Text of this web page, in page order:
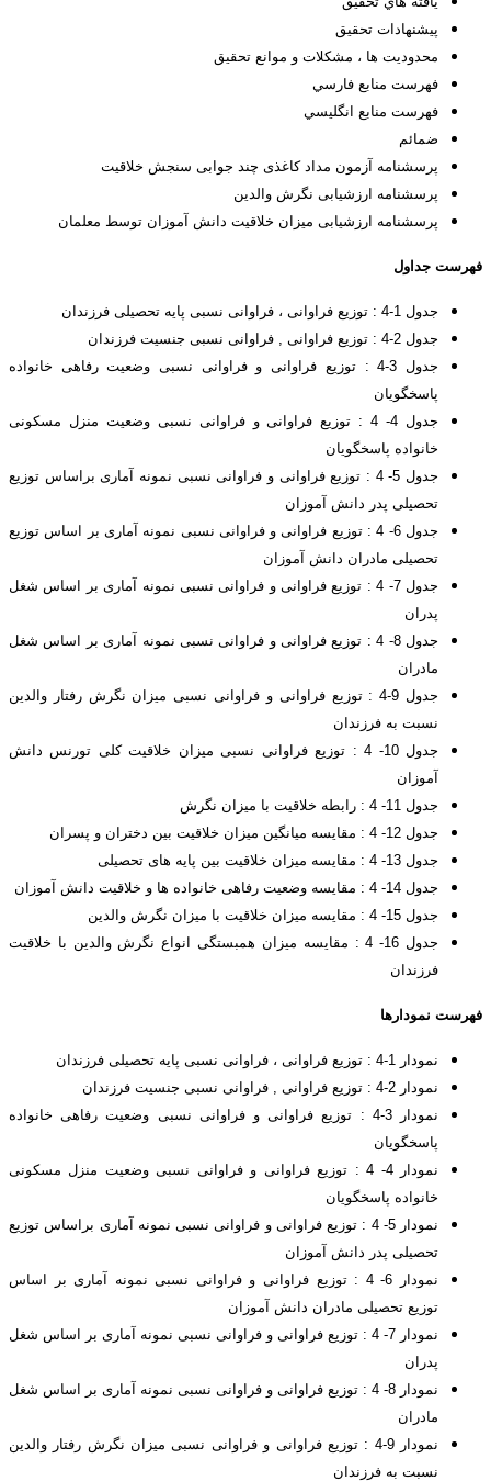
پيشنهادات تحقيق
محدوديت ها ، مشكلات و موانع تحقيق
فهرست منابع فارسي
فهرست منابع انگليسي
ضمائم
پرسشنامه آزمون مداد کاغذی چند جوابی سنجش خلاقیت
پرسشنامه ارزشیابی نگرش والدین
پرسشنامه ارزشیابی میزان خلاقیت دانش آموزان توسط معلمان
فهرست جداول
جدول 1-4 : توزیع فراوانی ، فراوانی نسبی پایه تحصیلی فرزندان
جدول 2-4 : توزیع فراوانی , فراوانی نسبی جنسیت فرزندان
جدول 3-4 : توزیع فراوانی و فراوانی نسبی وضعیت رفاهی خانواده
پاسخگویان
جدول 4- 4 : توزیع فراوانی و فراوانی نسبی وضعیت منزل مسکونی
خانواده پاسخگویان
جدول 5- 4 : توزیع فراوانی و فراوانی نسبی نمونه آماری براساس توزیع
تحصیلی پدر دانش آموزان
جدول 6- 4 : توزیع فراوانی و فراوانی نسبی نمونه آماری بر اساس توزیع
تحصیلی مادران دانش آموزان
جدول 7- 4 : توزیع فراوانی و فراوانی نسبی نمونه آماری بر اساس شغل
پدران
جدول 8- 4 : توزیع فراوانی و فراوانی نسبی نمونه آماری بر اساس شغل
مادران
جدول 9-4 : توزیع فراوانی و فراوانی نسبی میزان نگرش رفتار والدین
نسبت به فرزندان
جدول 10- 4 : توزیع فراوانی نسبی میزان خلاقیت کلی تورنس دانش
آموزان
جدول 11- 4 : رابطه خلاقیت با میزان نگرش
جدول 12- 4 : مقایسه میانگین میزان خلاقیت بین دختران و پسران
جدول 13- 4 : مقایسه میزان خلاقیت بین پایه های تحصیلی
جدول 14- 4 : مقایسه وضعیت رفاهی خانواده ها و خلاقیت دانش آموزان
جدول 15- 4 : مقایسه میزان خلاقیت با میزان نگرش والدین
جدول 16- 4 : مقایسه میزان همبستگی انواع نگرش والدین با خلاقیت
فرزندان
فهرست نمودارها
نمودار 1-4 : توزیع فراوانی ، فراوانی نسبی پایه تحصیلی فرزندان
نمودار 2-4 : توزیع فراوانی , فراوانی نسبی جنسیت فرزندان
نمودار 3-4 : توزیع فراوانی و فراوانی نسبی وضعیت رفاهی خانواده
پاسخگویان
نمودار 4- 4 : توزیع فراوانی و فراوانی نسبی وضعیت منزل مسکونی
خانواده پاسخگویان
نمودار 5- 4 : توزیع فراوانی و فراوانی نسبی نمونه آماری براساس توزیع
تحصیلی پدر دانش آموزان
نمودار 6- 4 : توزیع فراوانی و فراوانی نسبی نمونه آماری بر اساس
توزیع تحصیلی مادران دانش آموزان
نمودار 7- 4 : توزیع فراوانی و فراوانی نسبی نمونه آماری بر اساس شغل
پدران
نمودار 8- 4 : توزیع فراوانی و فراوانی نسبی نمونه آماری بر اساس شغل
مادران
نمودار 9-4 : توزیع فراوانی و فراوانی نسبی میزان نگرش رفتار والدین
نسبت به فرزندان